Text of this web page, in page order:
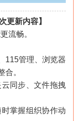
更新内容】
流畅。
115管理、浏览器
合。
同步、文件拖拽
掌握组织协作动